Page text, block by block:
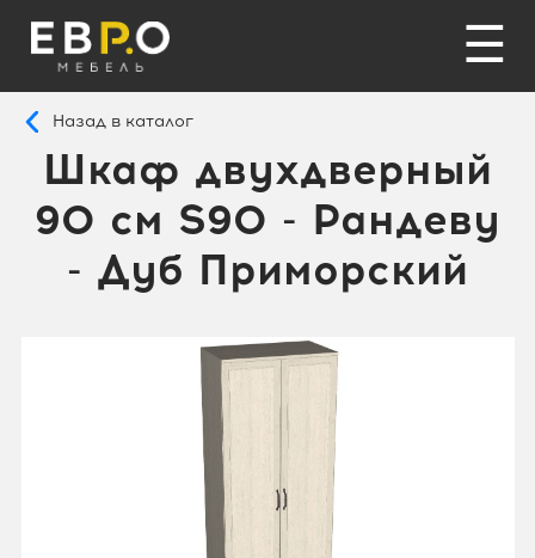
☰
Назад в каталог
Шкаф двухдверный
90 см S90 - Рандеву
- Дуб Приморский